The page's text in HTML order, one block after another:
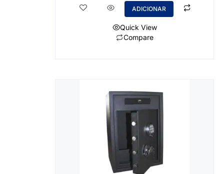
ADICIONAR
Quick View
Compare